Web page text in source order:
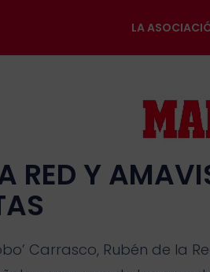
LA
RED Y
Carrasco, Rubén de la